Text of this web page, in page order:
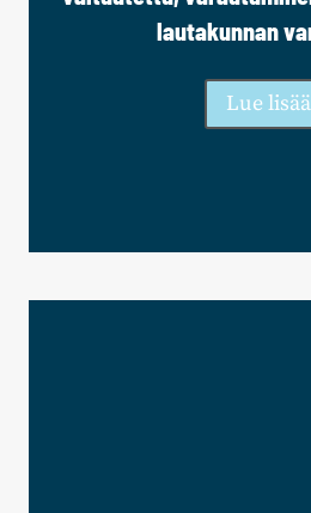
lautakunnan
Lue lisää